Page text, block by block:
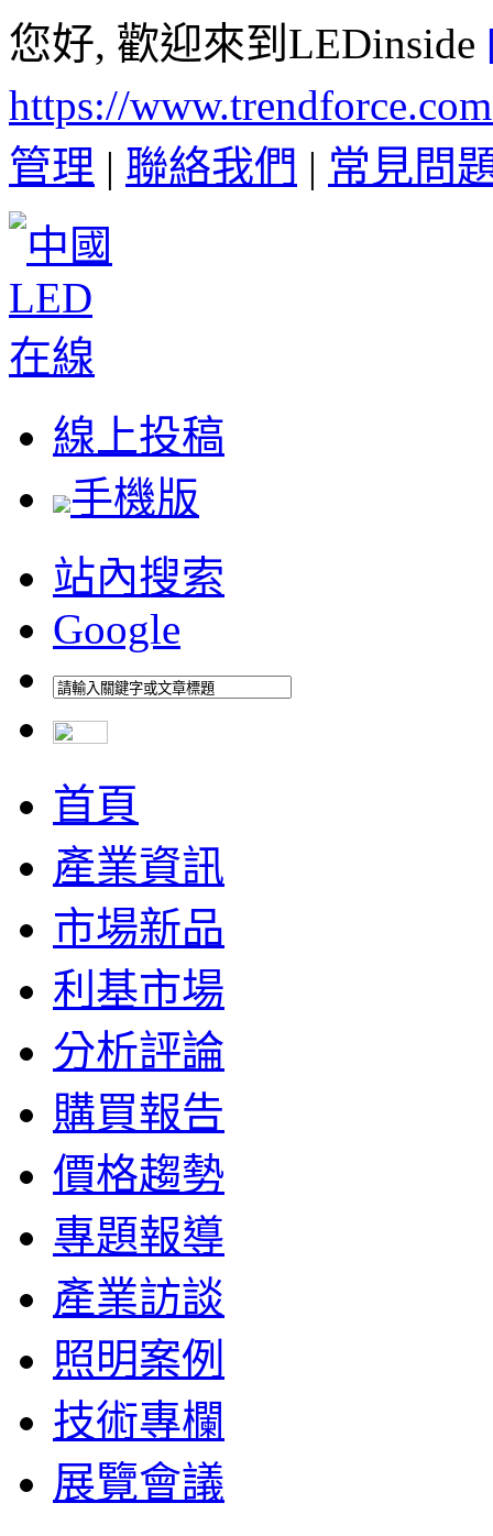
您好, 歡迎來到LEDinside
https://
管理 | 聯絡我們 | 常見問
線上投稿
手機版
站內搜索
Google
首頁
產業資訊
市場新品
利基市場
分析評論
購買報告
價格趨勢
專題報導
產業訪談
照明案例
技術專欄
展覽會議